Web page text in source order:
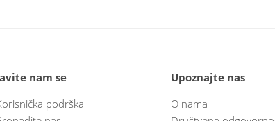
nam se
podrška
Upoznajte nas
O nama